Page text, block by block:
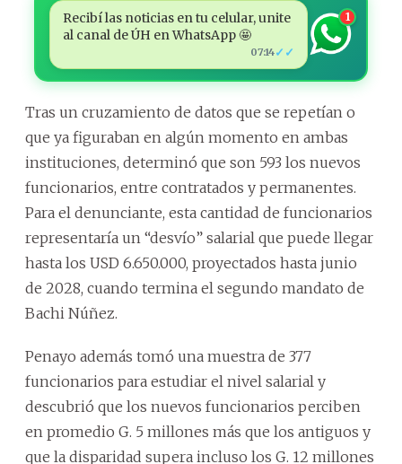
Recibí las noticias en tu celular, unite
al canal de ÚH en WhatsApp 🤩
07:14✓✓
1
Tras un cruzamiento de datos que se repetían o
que ya figuraban en algún momento en ambas
instituciones, determinó que son 593 los nuevos
funcionarios, entre contratados y permanentes.
Para el denunciante, esta cantidad de funcionarios
representaría un “desvío” salarial que puede llegar
hasta los USD 6.650.000, proyectados hasta junio
de 2028, cuando termina el segundo mandato de
Bachi Núñez.
Penayo además tomó una muestra de 377
funcionarios para estudiar el nivel salarial y
descubrió que los nuevos funcionarios perciben
en promedio G. 5 millones más que los antiguos y
que la disparidad supera incluso los G. 12 millones